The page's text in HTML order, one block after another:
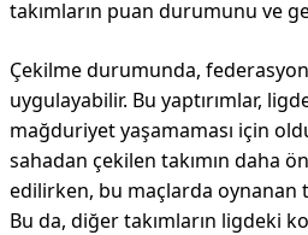
takımların puan durumunu ve
Çekilme durumunda,
uygulayabilir. Bu yaptırımlar,
mağduriyet yaşamaması için
sahadan çekilen takımın daha
edilirken, bu maçlarda oynanan
Bu da, diğer takımların ligdeki